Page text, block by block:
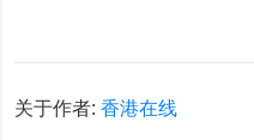
关于作者:香港在线